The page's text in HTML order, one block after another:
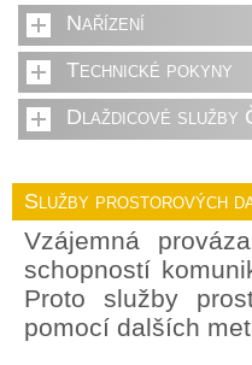
Nařízení
Technické pokyny
Dlaždicové služby
Služby prostorových
Vzájemná
schopností
Proto služby
pomocí dalších